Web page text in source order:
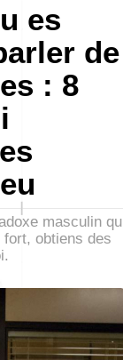
es
de
: 8
masculin
fort, obtiens des